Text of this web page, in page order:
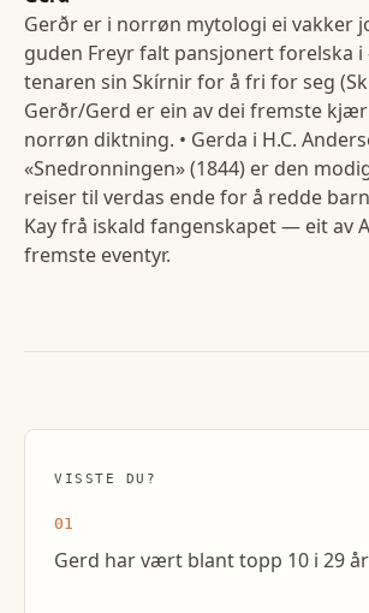
Gerðr er i norrøn mytologi ei vakker
guden Freyr falt pansjonert forelska
tenaren sin Skírnir for å fri for seg
Gerðr/Gerd er ein av dei fremste
norrøn diktning. • Gerda i H.C.
«Snedronningen» (1844) er den
reiser til verdas ende for å redde
Kay frå iskald fangenskapet — eit av
fremste eventyr.
VISSTE DU?
01
Gerd har vært blant topp 10 i 29